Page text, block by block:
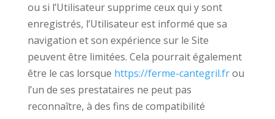
ou si l’Utilisateur supprime ceux qui y sont
enregistrés, l’Utilisateur est informé que sa
navigation et son expérience sur le Site
peuvent être limitées. Cela pourrait également
être le cas lorsque https://ferme-cantegril.frou
l’un de ses prestataires ne peut pas
reconnaître, à des fins de compatibilité